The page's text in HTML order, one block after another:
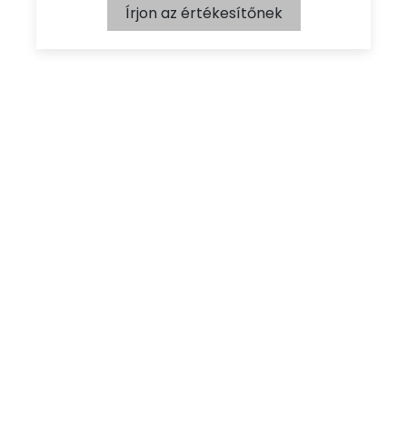
Írjon az értékesítőnek